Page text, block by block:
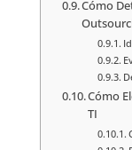
Cómo
Cómo
TI